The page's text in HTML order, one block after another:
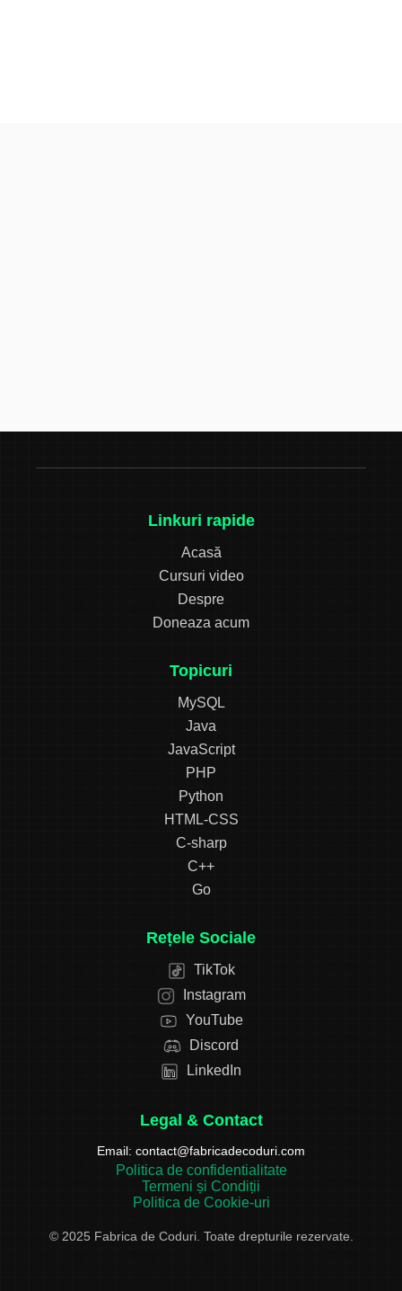
Linkuri rapide
Acasă
Cursuri video
Despre
Doneaza acum
Topicuri
MySQL
Java
JavaScript
PHP
Python
HTML-CSS
C-sharp
C++
Go
Rețele Sociale
TikTok
Instagram
YouTube
Discord
LinkedIn
Legal & Contact
Email: contact@fabricadecoduri.com
Politica de confidentialitate
Termeni și Condiții
Politica de Cookie-uri
© 2025 Fabrica de Coduri. Toate drepturile rezervate.